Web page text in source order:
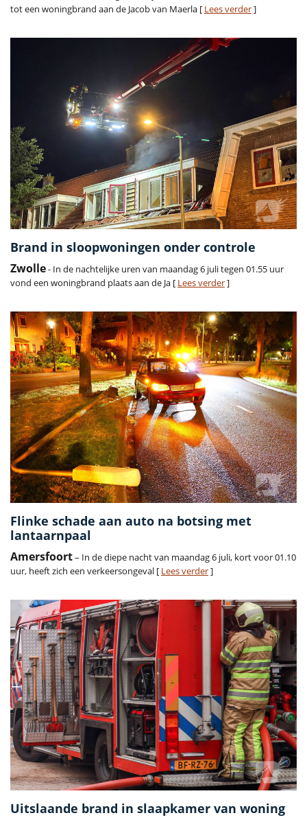
tot een woningbrand aan de Jacob van Maerla [ Lees verder]
Brand in sloopwoningen onder controle
Zwolle- In de nachtelijke uren van maandag 6 juli tegen 01.55 uur
vond een woningbrand plaats aan de Ja [ Lees verder]
Flinke schade aan auto na botsing met
lantaarnpaal
Amersfoort– In de diepe nacht van maandag 6 juli, kort voor 01.10
uur, heeft zich een verkeersongeval [ Lees verder]
Uitslaande brand in slaapkamer van woning